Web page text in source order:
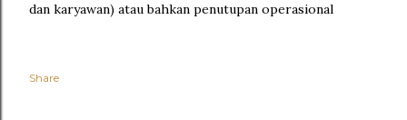
dan karyawan) atau bahkan penutupan operasional
Share